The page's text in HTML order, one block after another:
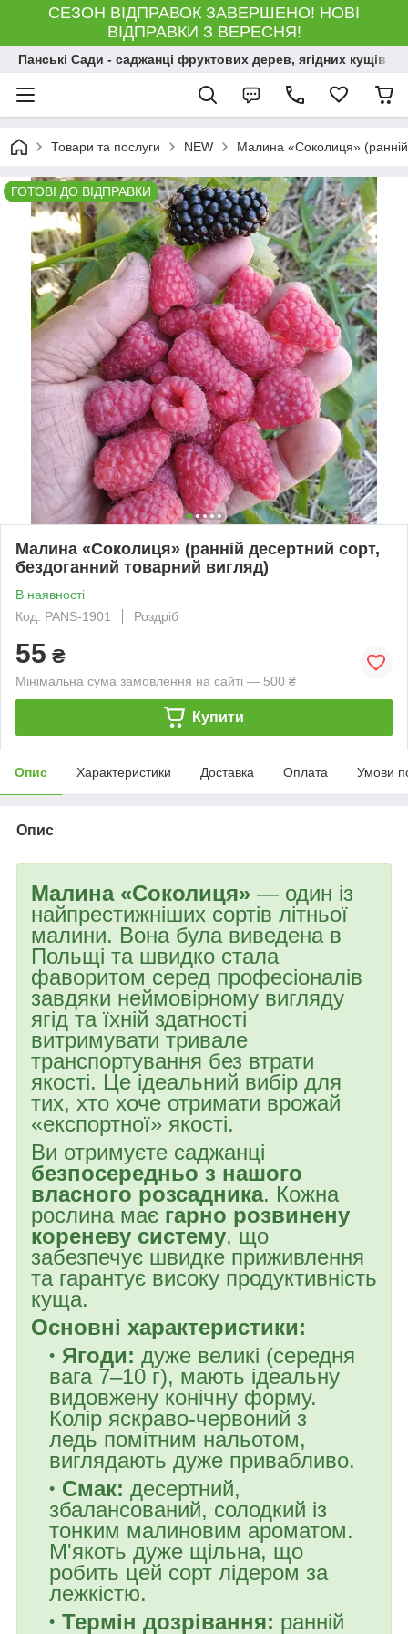
СЕЗОН ВІДПРАВОК ЗАВЕРШЕНО! НОВІ
ВІДПРАВКИ З ВЕРЕСНЯ!
Панські Сади - саджанці фруктових дерев, ягідних кущів і
Товари та послуги NEW Малина «Соколиця»
ГОТОВІ ДО ВІДПРАВКИ
Малина «Соколиця» (ранній десертний сорт,
бездоганний товарний вигляд)
В наявності
Код: PANS-1901
Роздріб
55 ₴
Мінімальна сума замовлення на сайті — 500 ₴
Купити
Опис Характеристики Доставка Оплата Умови
Опис
Малина «Соколиця» — один із
найпрестижніших сортів літньої
малини. Вона була виведена в
Польщі та швидко стала
фаворитом серед професіоналів
завдяки неймовірному вигляду
ягід та їхній здатності
витримувати тривале
транспортування без втрати
якості. Це ідеальний вибір для
тих, хто хоче отримати врожай
«експортної» якості.
Ви отримуєте саджанці
безпосередньо з нашого
власного розсадника. Кожна
рослина має гарно розвинену
кореневу систему, що
забезпечує швидке приживлення
та гарантує високу продуктивність
куща.
Основні характеристики:
Ягоди: дуже великі (середня
вага 7–10 г), мають ідеальну
видовжену конічну форму.
Колір яскраво-червоний з
ледь помітним нальотом,
виглядають дуже привабливо.
Смак: десертний,
збалансований, солодкий із
тонким малиновим ароматом.
М'якоть дуже щільна, що
робить цей сорт лідером за
лежкістю.
Термін дозрівання: ранній